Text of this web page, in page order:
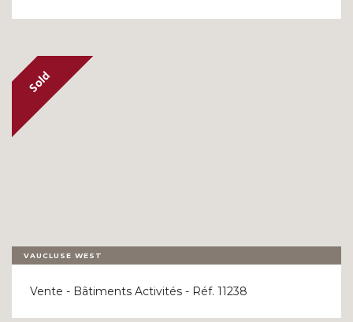
VAUCLUSE WEST
Vente - Bâtiments Activités - Réf. 11238